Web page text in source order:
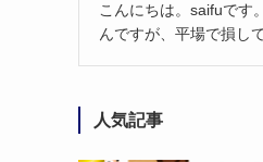
こんにちは。saifuです
んですが、平場で損し
人気記事